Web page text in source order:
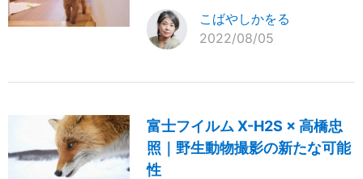
こばやしかをる
2022/08/05
富士フイルム X-H2S × 高橋忠
照｜野生動物撮影の新たな可能
性